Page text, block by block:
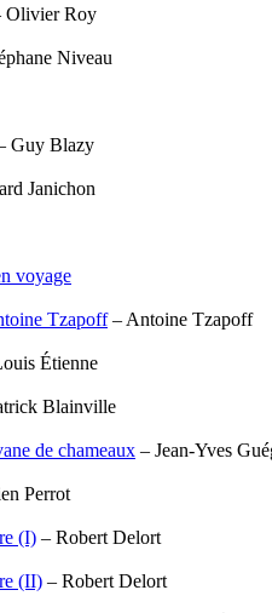
Olivier Roy
Niveau
Guy Blazy
Janichon
voyage
Tzapoff– Antoine Tzapoff
Étienne
Blainville
de chameaux – Jean-Yves
Perrot
(I) – Robert Delort
(II) – Robert Delort